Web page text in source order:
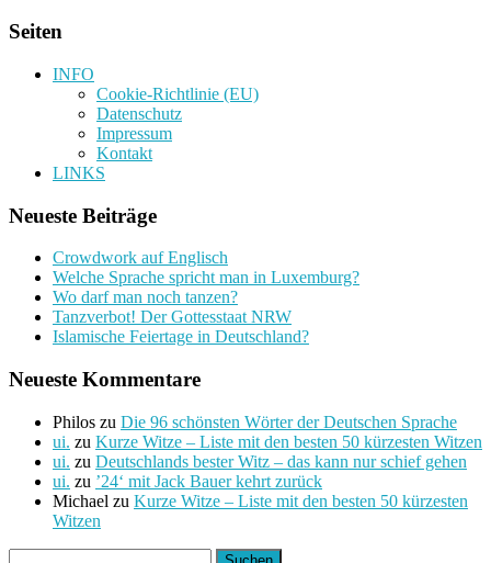
Seiten
INFO
Cookie-Richtlinie (EU)
Datenschutz
Impressum
Kontakt
LINKS
Neueste Beiträge
Crowdwork auf Englisch
Welche Sprache spricht man in Luxemburg?
Wo darf man noch tanzen?
Tanzverbot! Der Gottesstaat NRW
Islamische Feiertage in Deutschland?
Neueste Kommentare
Philos zu Die 96 schönsten Wörter der Deutschen Sprache
ui. zu Kurze Witze – Liste mit den besten 50 kürzesten Witzen
ui. zu Deutschlands bester Witz – das kann nur schief gehen
ui. zu ’24‘ mit Jack Bauer kehrt zurück
Michael zu Kurze Witze – Liste mit den besten 50 kürzesten
Witzen